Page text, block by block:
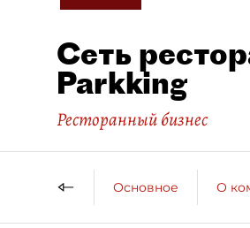
Сеть
Parkking
Ресторанный бизнес
Основное О